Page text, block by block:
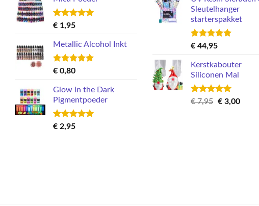
Gewaardeerd
€ 1,95
Metallic Alcohol Inkt
Gewaardeerd
€ 0,80
Glow in the Dark
Pigmentpoeder
Gewaardeerd
€ 2,95
Sleutelhanger
starterspakket
Gewaardeerd
€ 44,95
Kerstkabouter
Siliconen Mal
Gewaardeerd
€7,95 €3,00